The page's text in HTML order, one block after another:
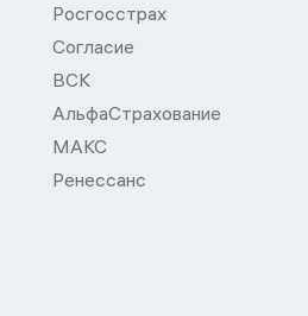
Росгосстрах
Согласие
ВСК
АльфаСтрахование
МАКС
Ренессанс